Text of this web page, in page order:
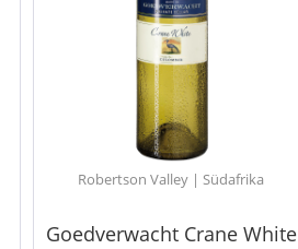
Robertson Valley | Südafrika
Goedverwacht Crane White